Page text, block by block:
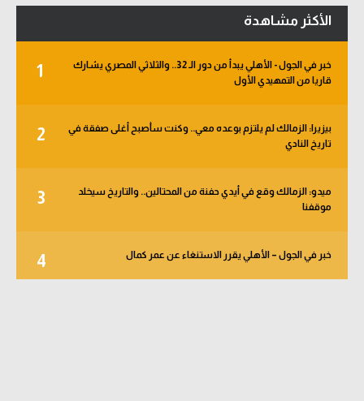
الأكثر مشاهدة
1
خبر في الجول - الأهلي يبدأ من دور الـ 32.. والثلاثي المصري يشارك
قاريا من التمهيدي الأول
2
بيزيرا: الزمالك لم يلتزم بوعده معي.. وكنت سأصبح أغلى صفقة في
تاريخ النادي
3
ميدو: الزمالك وقع في أيدي حفنة من المحتالين.. والتاريخ سيخلد
موقفنا
4 خبر في الجول – الأهلي يقرر الاستنغاء عن عمر كمال